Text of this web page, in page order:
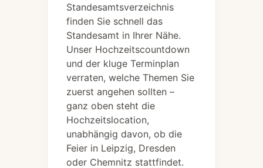
Standesamtsverzeichnis
finden Sie schnell das
Standesamt in Ihrer Nähe.
Unser Hochzeitscountdown
und der kluge Terminplan
verraten, welche Themen Sie
zuerst angehen sollten –
ganz oben steht die
Hochzeitslocation,
unabhängig davon, ob die
Feier in Leipzig, Dresden
oder Chemnitz stattfindet.